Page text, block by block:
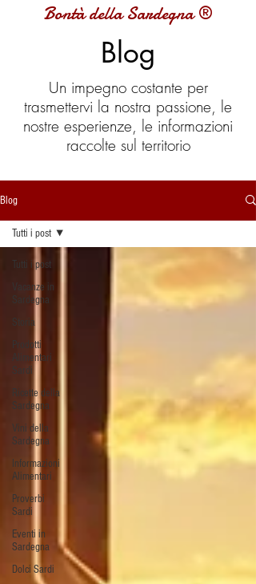
Bontà della Sardegna ®
Blog
Un impegno costante per
trasmettervi la nostra passione, le
nostre esperienze, le informazioni
raccolte sul territorio
Blog
Tutti i post
Vacanze in
Sardegna
Storia
Prodotti
Alimentari
Sardi
Ricette della
Sardegna
Vini della
Sardegna
Informazioni
Alimentari
Proverbi
Sardi
Eventi in
Sardegna
Dolci Sardi
Tutti i post